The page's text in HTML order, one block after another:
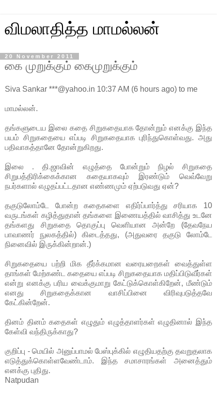
விமலாதித்த மாமல்லன்
20 November 2011
கை முறுக்கும் கைமுறுக்கும்
Siva Sankar ***@yahoo.in 10:37 AM (6 hours ago) to me
மாமல்லன்.
தங்களுடைய இலை கதை சிறுகதையாக தோன்றும் எனக்கு இந்த
பயம் சிறுகதையை எப்படி சிறுகதையாக புரிந்துகொள்வது. அது
பதிவாகத்தானே தோன்றுகிறது.
இலை . தி.ஜாவின் எழுத்தை போன்றும் நிழல் சிறுகதை
சிறுபத்திரிக்கைக்கான கதையாகவும் இரண்டும் வெவ்வேறு
நபர்களால் எழுதப்பட்டதான எண்ணமும் ஏற்படுவது ஏன்?
தகுடுலோம்டே போன்ற கதைகளை எதிர்ப்பார்த்து சரியாக 10
வருடங்கள் கழித்துதான் தங்களை இணையத்தில் வாசித்து உடனே
தங்களது சிறுகதை தொகுப்பு வெளியான அன்றே (தேவநேய
பாவாணர் நுலகத்தில்) கிடைத்தது, (அதுவரை தகுடு லோம்டே
நினைவில் இருக்கின்றான்.)
சிறுகதையை பற்றி மிக தீர்க்கமான வரையறைகள் வைத்துள்ள
தாங்கள் மேற்கண்ட கதையை எப்படி சிறுகதையாக மதிப்பிடுவீர்கள்
என்று எனக்கு பரிய வைக்குமாறு கேட்டுக்கொள்கிறேன், மீண்டும்
எனது சிறுகதைக்கான வாசிப்பினை விரிவுபடுத்தவே
கேட்கின்றேன்.
தினம் தினம் கதைகள் எழுதும் எழுத்தாளர்கள் எழுதினால் இந்த
கேள்வி வந்திருக்காது?
குறிப்பு - மெயில் அனுப்பாமல் பேஸ்புக்கில் எழுதியதற்கு தவறுதலாக
எடுத்துக்கொள்ளவேண்டாம். இந்த சமாசாரங்கள் அனைத்தும்
எனக்கு புதிது.
Natpudan